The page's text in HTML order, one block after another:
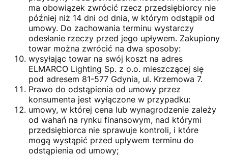
ma obowiązek zwrócić rzecz przedsiębiorcy nie
później niż 14 dni od dnia, w którym odstąpił od
umowy. Do zachowania terminu wystarczy
odesłanie rzeczy przed jego upływem. Zakupiony
towar można zwrócić na dwa sposoby:
wysyłając towar na swój koszt na adres
ELMARCO Lighting Sp. z o.o. mieszczącej się
pod adresem 81-577 Gdynia, ul. Krzemowa 7.
Prawo do odstąpienia od umowy przez
konsumenta jest wyłączone w przypadku:
umowy, w której cena lub wynagrodzenie zależy
od wahań na rynku finansowym, nad którymi
przedsiębiorca nie sprawuje kontroli, i które
mogą wystąpić przed upływem terminu do
odstąpienia od umowy;